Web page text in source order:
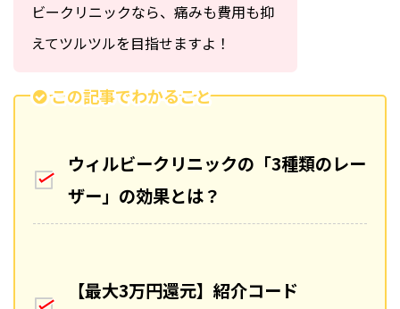
ビークリニックなら、痛みも費用も抑
えてツルツルを目指せますよ！
この記事でわかること
ウィルビークリニックの「3種類のレー
ザー」の効果とは？
【最大3万円還元】紹介コード